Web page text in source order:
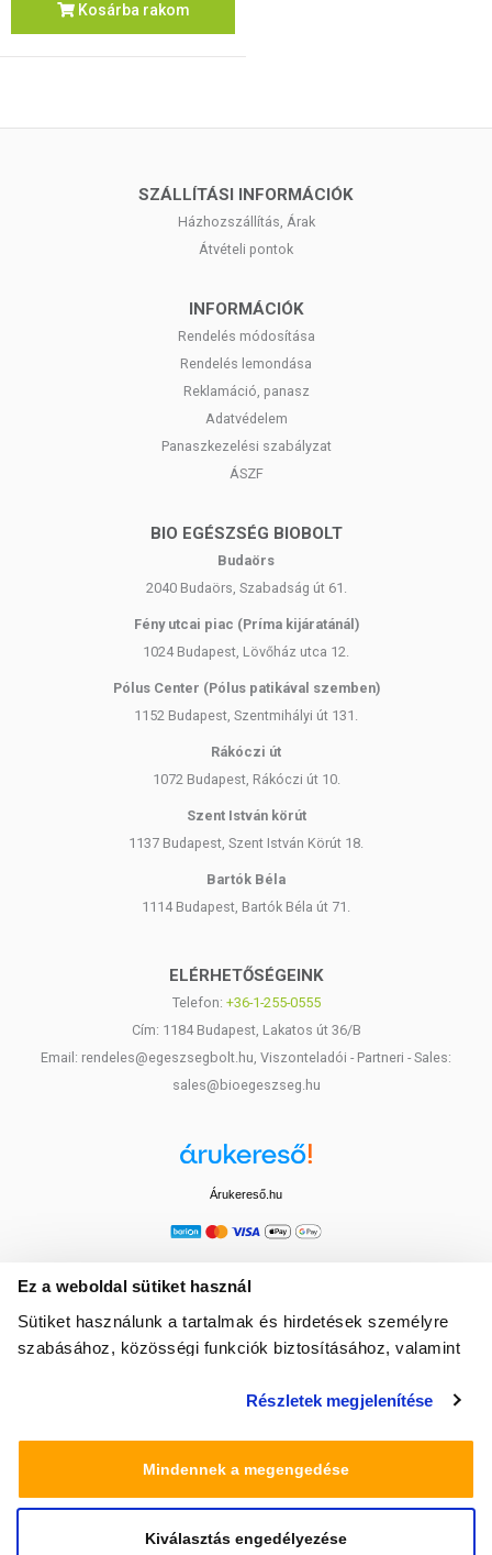
Ez a weboldal sütiket használ
Sütiket használunk a tartalmak és hirdetések személyre
szabásához, közösségi funkciók biztosításához, valamint
média-, hirdető- és elemező partnereinkkel megosztjuk az
amelyeket Ön adott meg számukra vagy az Ön által
használt más szolgáltatásokból gyűjtöttek.
Részletek megjelenítése
Mindennek a megengedése
Kiválasztás engedélyezése
Kosárba rakom
SZÁLLÍTÁSI INFORMÁCIÓK
Házhozszállítás, Árak
Átvételi pontok
INFORMÁCIÓK
Rendelés módosítása
Rendelés lemondása
Reklamáció, panasz
Adatvédelem
Panaszkezelési szabályzat
ÁSZF
BIO EGÉSZSÉG BIOBOLT
Budaörs
2040 Budaörs, Szabadság út 61.
Fény utcai piac (Príma kijáratánál)
1024 Budapest, Lövőház utca 12.
Pólus Center (Pólus patikával szemben)
1152 Budapest, Szentmihályi út 131.
Rákóczi út
1072 Budapest, Rákóczi út 10.
Szent István körút
1137 Budapest, Szent István Körút 18.
Bartók Béla
1114 Budapest, Bartók Béla út 71.
ELÉRHETŐSÉGEINK
Telefon: +36-1-255-0555
Cím: 1184 Budapest, Lakatos út 36/B
Email: rendeles@egeszsegbolt.hu, Viszonteladói - Partneri - Sales:
sales@bioegeszseg.hu
Árukereső.hu